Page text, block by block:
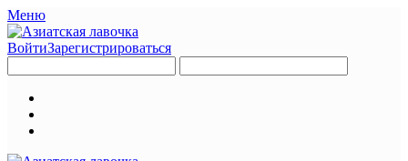
Меню
ВойтиЗарегистрироваться